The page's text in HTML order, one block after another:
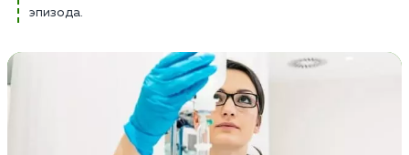
эпизода.